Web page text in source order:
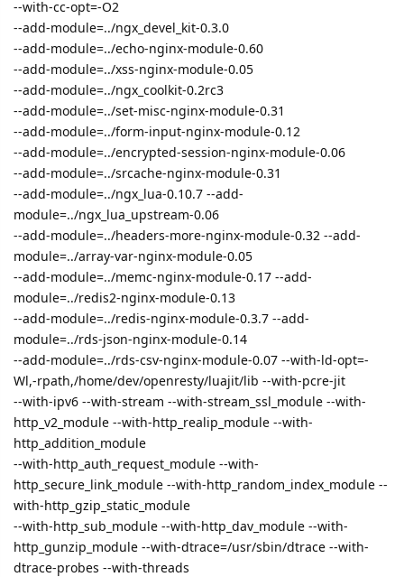
--with-cc-opt=-O2
--add-module=../ngx_devel_kit-0.3.0
--add-module=../echo-nginx-module-0.60
--add-module=../xss-nginx-module-0.05
--add-module=../ngx_coolkit-0.2rc3
--add-module=../set-misc-nginx-module-0.31
--add-module=../form-input-nginx-module-0.12
--add-module=../encrypted-session-nginx-module-0.06
--add-module=../srcache-nginx-module-0.31
--add-module=../ngx_lua-0.10.7 --add-
module=../ngx_lua_upstream-0.06
--add-module=../headers-more-nginx-module-0.32 --add-
module=../array-var-nginx-module-0.05
--add-module=../memc-nginx-module-0.17 --add-
module=../redis2-nginx-module-0.13
--add-module=../redis-nginx-module-0.3.7 --add-
module=../rds-json-nginx-module-0.14
--add-module=../rds-csv-nginx-module-0.07 --with-ld-opt=-
Wl,-rpath,/home/dev/openresty/luajit/lib --with-pcre-jit
--with-ipv6 --with-stream --with-stream_ssl_module --with-
http_v2_module --with-http_realip_module --with-
http_addition_module
--with-http_auth_request_module --with-
http_secure_link_module --with-http_random_index_module --
with-http_gzip_static_module
--with-http_sub_module --with-http_dav_module --with-
http_gunzip_module --with-dtrace=/usr/sbin/dtrace --with-
dtrace-probes --with-threads